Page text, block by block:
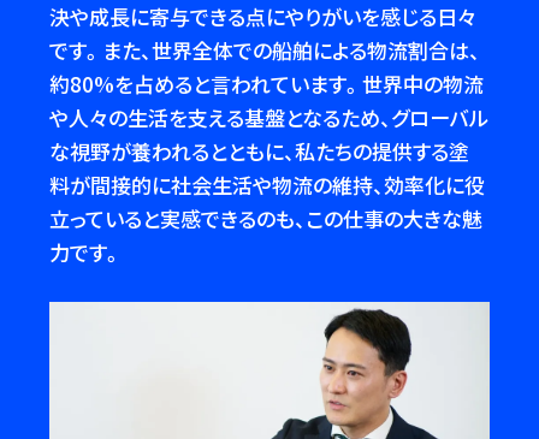
決や成長に寄与できる点にやりがいを感じる日々
です。また、世界全体での船舶による物流割合は、
約80%を占めると言われています。世界中の物流
や人々の生活を支える基盤となるため、グローバル
な視野が養われるとともに、私たちの提供する塗
料が間接的に社会生活や物流の維持、効率化に役
立っていると実感できるのも、この仕事の大きな魅
力です。